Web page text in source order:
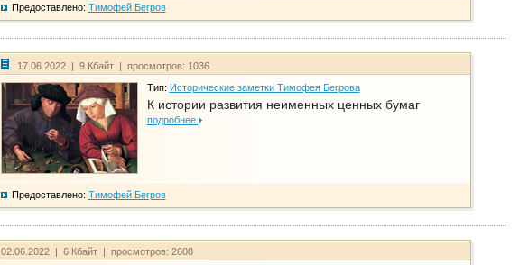
Предоставлено: Тимофей Бегров
17.06.2022 | 9 Кбайт | просмотров: 1036
Тип: Исторические заметки Тимофея Бегрова
К истории развития неименных ценных бумаг
подробнее
Предоставлено: Тимофей Бегров
02.06.2022 | 6 Кбайт | просмотров: 2608